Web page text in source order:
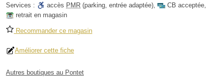
Services :
accès PMR (parking, entrée adaptée), CB acceptée,
retrait en magasin
Recommander ce magasin
Améliorer cette fiche
Autres boutiques au Pontet